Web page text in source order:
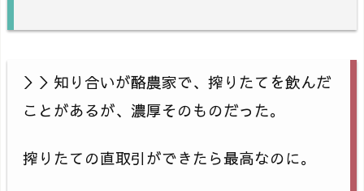
＞＞知り合いが酪農家で、搾りたてを飲んだ
ことがあるが、濃厚そのものだった。
搾りたての直取引ができたら最高なのに。